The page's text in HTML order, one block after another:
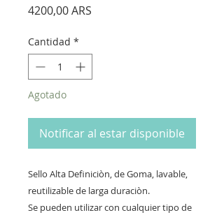
4200,00 ARS
Cantidad *
Agotado
Notificar al estar disponible
Sello Alta Definiciòn, de Goma, lavable,
reutilizable de larga duraciòn.
Se pueden utilizar con cualquier tipo de